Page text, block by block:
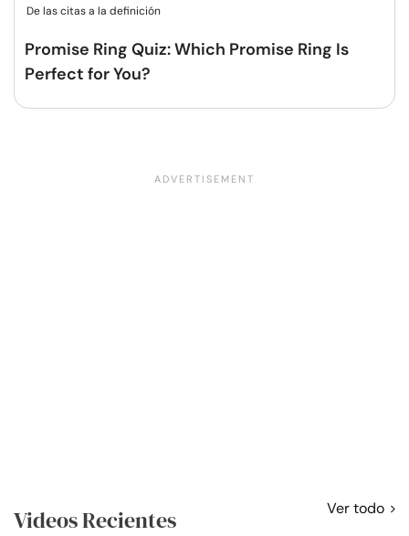
De las citas a la definición
Promise Ring Quiz: Which Promise Ring Is
Perfect for You?
Videos Recientes Ver todo